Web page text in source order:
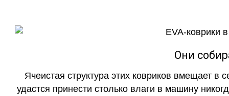
Они
Ячеистая структура этих ковриков вмещает в
удастся принести столько влаги в машину